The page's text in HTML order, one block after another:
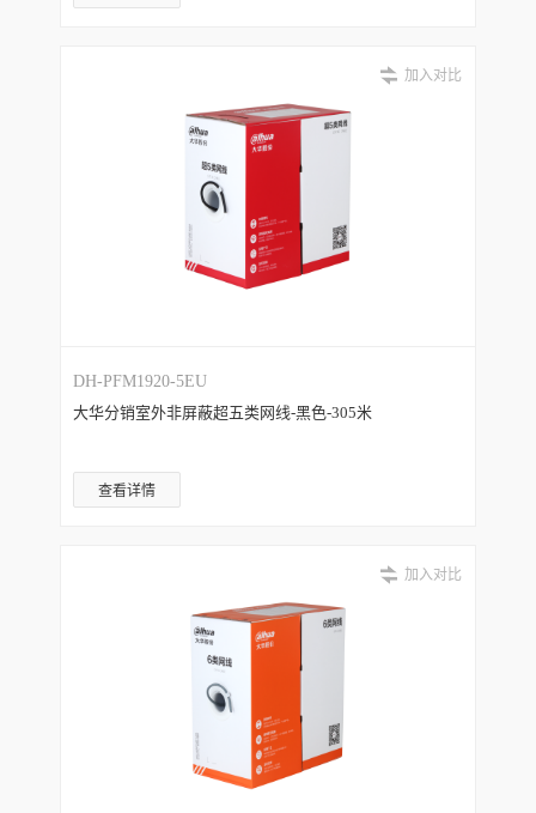
加入对比
DH-PFM1920-5EU
大华分销室外非屏蔽超五类网线-黑色-305米
查看详情
加入对比